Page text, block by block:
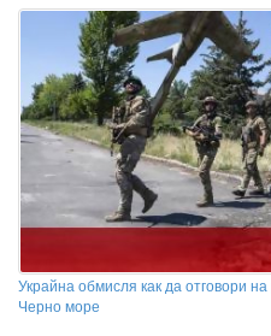
Украйна обмисля как да отговори
Черно море